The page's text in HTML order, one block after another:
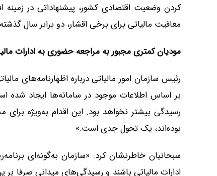
کردن وضعیت اقتصادی کشور، پیشنهاداتی در
معافیت مالیاتی برای برخی اقشار، دو برابر سال
مودیان کمتری مجبور به مراجعه حضوری به ادارات
رئیس سازمان امور مالیاتی درباره اظهارنامه‌های
بر اساس اطلاعات موجود در سامانه‌ها ایجاد شده
رسیدگی بیشتر نخواهد بود. این اقدام به‌ویژه
بوده‌اند، یک تحول جدی است.»
سبحانیان خاطرنشان کرد: «سازمان به‌گونه‌ای
ادارات مالیاتی باشند و رسیدگی‌های میدانی صرفا